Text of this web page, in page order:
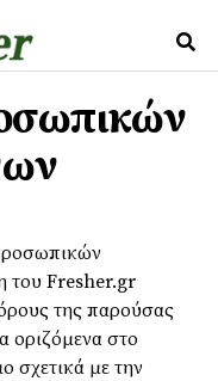
του Fresher.gr
της παρούσας
οριζόμενα στο
σχετικά με την